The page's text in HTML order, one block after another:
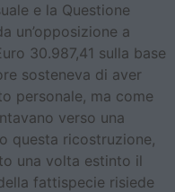
e la Questione
un’opposizione a
30.987,41 sulla base
sosteneva di aver
personale, ma come
verso una
questa ricostruzione,
una volta estinto il
fattispecie risiede